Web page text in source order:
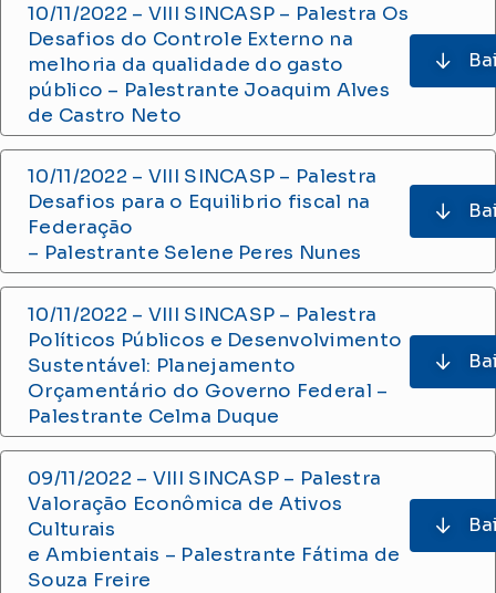
10/11/2022 – VIII SINCASP – Palestra Os
Desafios do Controle Externo na
melhoria da qualidade do gasto
público – Palestrante Joaquim Alves
de Castro Neto
10/11/2022 – VIII SINCASP – Palestra
Desafios para o Equilibrio fiscal na
Federação
– Palestrante Selene Peres Nunes
10/11/2022 – VIII SINCASP – Palestra
Políticos Públicos e Desenvolvimento
Sustentável: Planejamento
Orçamentário do Governo Federal –
Palestrante Celma Duque
09/11/2022 – VIII SINCASP – Palestra
Valoração Econômica de Ativos
Culturais
e Ambientais – Palestrante Fátima de
Souza Freire